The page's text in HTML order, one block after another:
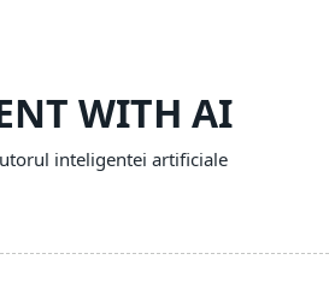
WITH AI
inteligentei artificiale